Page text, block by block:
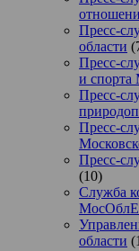
Пресс-
области
Пресс-
и спорта
Пресс-
Пресс-
Пресс-
(10)
Служба
области